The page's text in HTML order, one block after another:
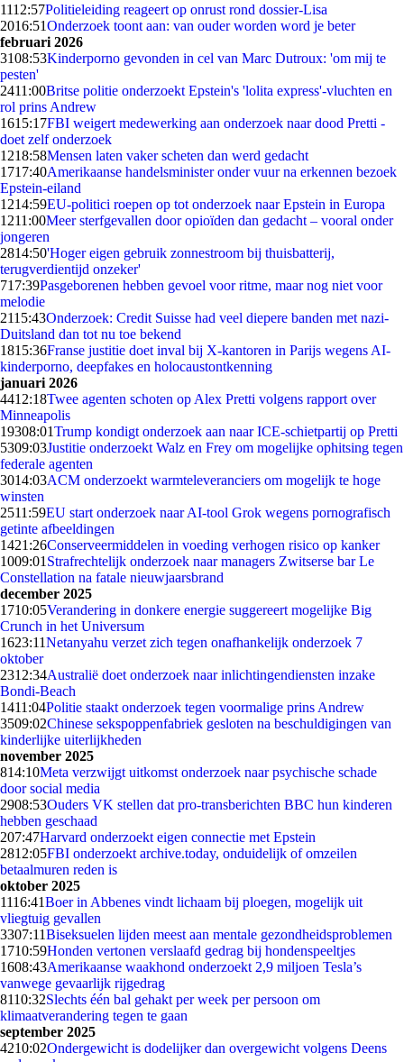
1112:57Politieleiding reageert op onrust rond dossier-Lisa
2016:51Onderzoek toont aan: van ouder worden word je beter
februari 2026
3108:53Kinderporno gevonden in cel van Marc Dutroux: 'om mij te
pesten'
2411:00Britse politie onderzoekt Epstein's 'lolita express'-vluchten en
rol prins Andrew
1615:17FBI weigert medewerking aan onderzoek naar dood Pretti -
doet zelf onderzoek
1218:58Mensen laten vaker scheten dan werd gedacht
1717:40Amerikaanse handelsminister onder vuur na erkennen bezoek
Epstein-eiland
1214:59EU-politici roepen op tot onderzoek naar Epstein in Europa
1211:00Meer sterfgevallen door opioïden dan gedacht – vooral onder
jongeren
2814:50'Hoger eigen gebruik zonnestroom bij thuisbatterij,
terugverdientijd onzeker'
717:39Pasgeborenen hebben gevoel voor ritme, maar nog niet voor
melodie
2115:43Onderzoek: Credit Suisse had veel diepere banden met nazi-
Duitsland dan tot nu toe bekend
1815:36Franse justitie doet inval bij X-kantoren in Parijs wegens AI-
kinderporno, deepfakes en holocaustontkenning
januari 2026
4412:18Twee agenten schoten op Alex Pretti volgens rapport over
Minneapolis
19308:01Trump kondigt onderzoek aan naar ICE-schietpartij op Pretti
5309:03Justitie onderzoekt Walz en Frey om mogelijke ophitsing tegen
federale agenten
3014:03ACM onderzoekt warmteleveranciers om mogelijk te hoge
winsten
2511:59EU start onderzoek naar AI-tool Grok wegens pornografisch
getinte afbeeldingen
1421:26Conserveermiddelen in voeding verhogen risico op kanker
1009:01 Strafrechtelijk onderzoek naar managers Zwitserse bar Le
Constellation na fatale nieuwjaarsbrand
december 2025
1710:05Verandering in donkere energie suggereert mogelijke Big
Crunch in het Universum
1623:11Netanyahu verzet zich tegen onafhankelijk onderzoek 7
oktober
2312:34Australië doet onderzoek naar inlichtingendiensten inzake
Bondi-Beach
1411:04Politie staakt onderzoek tegen voormalige prins Andrew
3509:02Chinese sekspoppenfabriek gesloten na beschuldigingen van
kinderlijke uiterlijkheden
november 2025
814:10Meta verzwijgt uitkomst onderzoek naar psychische schade
door social media
2908:53Ouders VK stellen dat pro-transberichten BBC hun kinderen
hebben geschaad
207:47Harvard onderzoekt eigen connectie met Epstein
2812:05FBI onderzoekt archive.today, onduidelijk of omzeilen
betaalmuren reden is
oktober 2025
1116:41Boer in Abbenes vindt lichaam bij ploegen, mogelijk uit
vliegtuig gevallen
3307:11Biseksuelen lijden meest aan mentale gezondheidsproblemen
1710:59Honden vertonen verslaafd gedrag bij hondenspeeltjes
1608:43Amerikaanse waakhond onderzoekt 2,9 miljoen Tesla’s
vanwege gevaarlijk rijgedrag
8110:32Slechts één bal gehakt per week per persoon om
klimaatverandering tegen te gaan
september 2025
4210:02Ondergewicht is dodelijker dan overgewicht volgens Deens